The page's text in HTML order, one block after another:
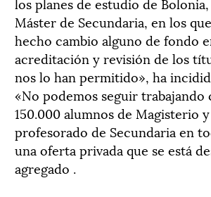
Máster de Secundaria, en los
hecho cambio alguno de fondo
acreditación y revisión de los
nos lo han permitido», ha
«No podemos seguir trabajando
150.000 alumnos de Magisterio
profesorado de Secundaria en
una oferta privada que se está
agregado .